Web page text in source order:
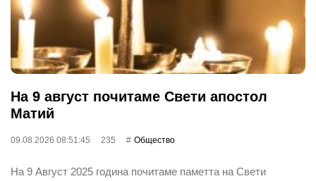
На 9 август почитаме Свети апостол
Матий
09.08.2026 08:51:45 235 Общество
На 9 Август 2025 година почитаме паметта на Свети